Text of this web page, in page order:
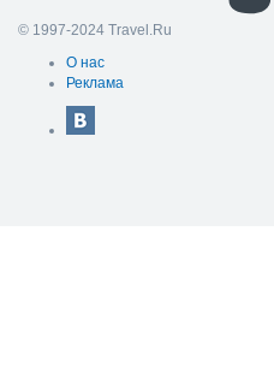
© 1997-2024 Travel.Ru
О нас
Реклама